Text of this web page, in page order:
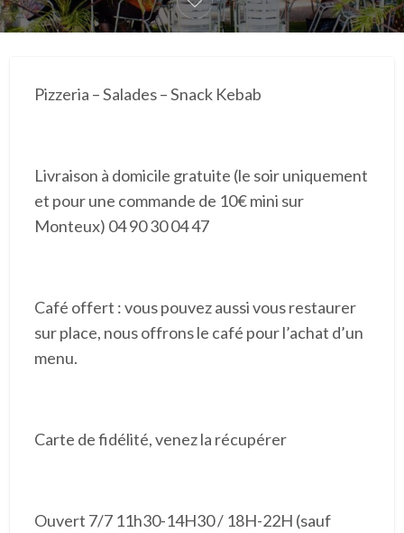
Pizzeria – Salades – Snack Kebab
Livraison à domicile gratuite (le soir uniquement
et pour une commande de 10€ mini sur
Monteux) 04 90 30 04 47
Café offert : vous pouvez aussi vous restaurer
sur place, nous offrons le café pour l’achat d’un
menu.
Carte de fidélité, venez la récupérer
Ouvert 7/7 11h30-14H30 / 18H-22H (sauf